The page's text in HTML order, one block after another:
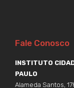
Fale Conosco
INSTITUTO
PAULO
Alameda Santos,